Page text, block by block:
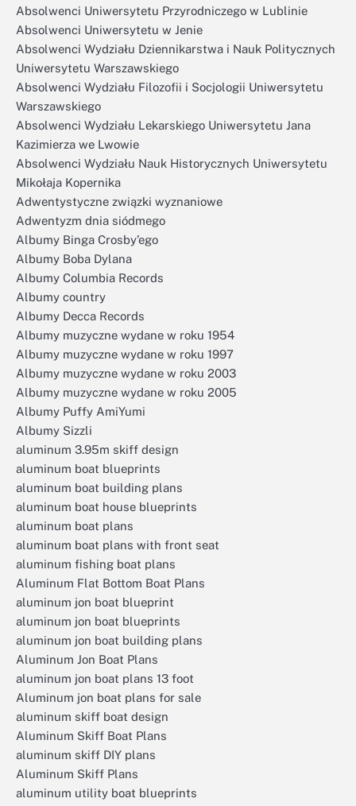
Absolwenci Uniwersytetu Przyrodniczego w Lublinie
Absolwenci Uniwersytetu w Jenie
Absolwenci Wydziału Dziennikarstwa i Nauk Politycznych
Uniwersytetu Warszawskiego
Absolwenci Wydziału Filozofii i Socjologii Uniwersytetu
Warszawskiego
Absolwenci Wydziału Lekarskiego Uniwersytetu Jana
Kazimierza we Lwowie
Absolwenci Wydziału Nauk Historycznych Uniwersytetu
Mikołaja Kopernika
Adwentystyczne związki wyznaniowe
Adwentyzm dnia siódmego
Albumy Binga Crosby’ego
Albumy Boba Dylana
Albumy Columbia Records
Albumy country
Albumy Decca Records
Albumy muzyczne wydane w roku 1954
Albumy muzyczne wydane w roku 1997
Albumy muzyczne wydane w roku 2003
Albumy muzyczne wydane w roku 2005
Albumy Puffy AmiYumi
Albumy Sizzli
aluminum 3.95m skiff design
aluminum boat blueprints
aluminum boat building plans
aluminum boat house blueprints
aluminum boat plans
aluminum boat plans with front seat
aluminum fishing boat plans
Aluminum Flat Bottom Boat Plans
aluminum jon boat blueprint
aluminum jon boat blueprints
aluminum jon boat building plans
Aluminum Jon Boat Plans
aluminum jon boat plans 13 foot
Aluminum jon boat plans for sale
aluminum skiff boat design
Aluminum Skiff Boat Plans
aluminum skiff DIY plans
Aluminum Skiff Plans
aluminum utility boat blueprints